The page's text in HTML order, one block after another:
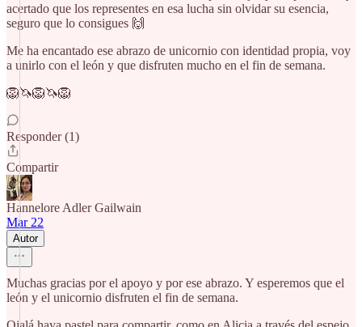
acertado que los representes en esa lucha sin olvidar su esencia,
seguro que lo consigues 🙌
Me ha encantado ese abrazo de unicornio con identidad propia, voy
a unirlo con el león y que disfruten mucho en el fin de semana.
🦁🦄🦁🦄🦁
Responder (1)
Compartir
Hannelore Adler Gailwain
Mar 22
Autor
Muchas gracias por el apoyo y por ese abrazo. Y esperemos que el
león y el unicornio disfruten el fin de semana.